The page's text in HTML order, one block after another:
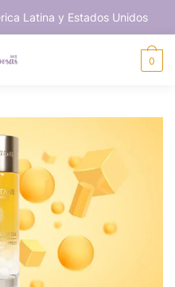
Latina y Estados Unidos
0